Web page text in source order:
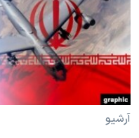
فرهنگ و زندگی
حقوق شهروندی
اقتصادی
اسرائیل در جنگ
مستندها
انتخابات ریاست جمهوری آمریکا
حمله جمهوری اسلامی به
ورزش زنان در ایران
دنبال کنید
زبانهای مختلف
آرشیو